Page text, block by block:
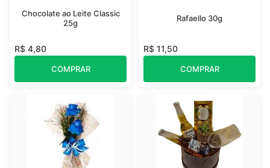
Chocolate ao Leite Classic
25g
R$ 4,80
COMPRAR
Rafaello 30g
R$ 11,50
COMPRAR